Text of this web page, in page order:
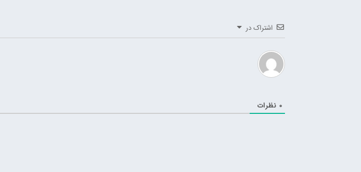
اشتراک در
0 نظرات